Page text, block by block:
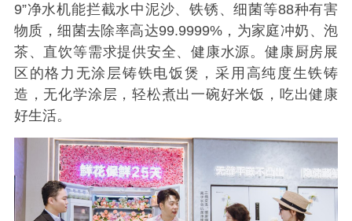
9”净水机能拦截水中泥沙、铁锈、细菌等88种有害
物质，细菌去除率高达99.9999%，为家庭冲奶、泡
茶、直饮等需求提供安全、健康水源。健康厨房展
区的格力无涂层铸铁电饭煲，采用高纯度生铁铸
造，无化学涂层，轻松煮出一碗好米饭，吃出健康
好生活。